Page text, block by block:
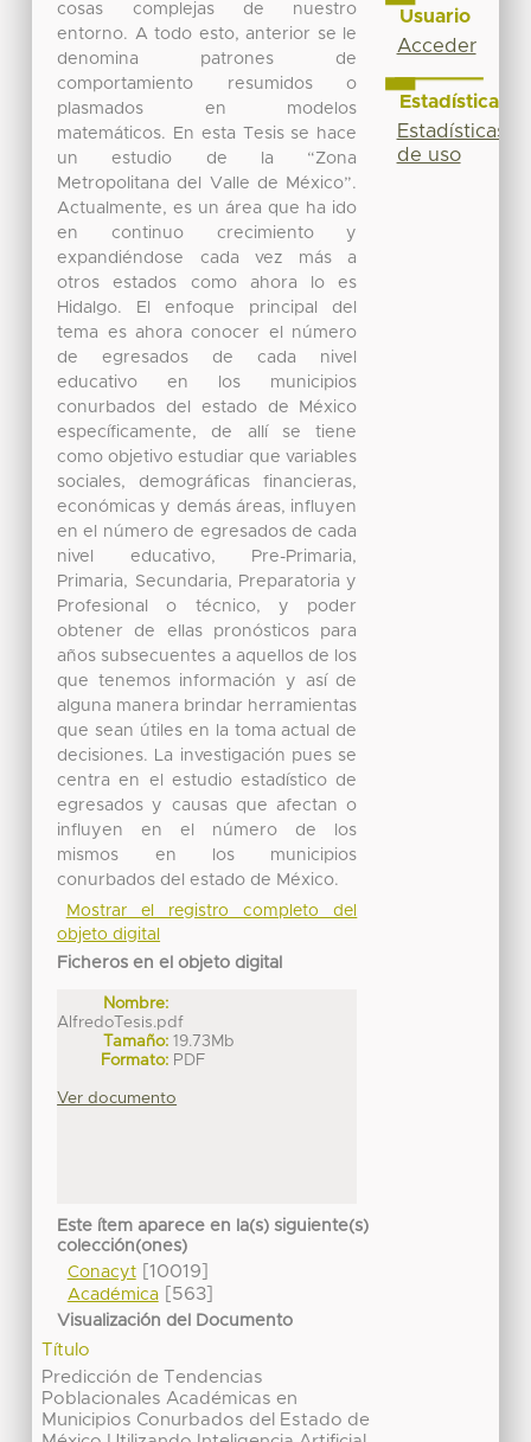
cosas complejas de nuestro
entorno. A todo esto, anterior se le
denomina patrones de
comportamiento resumidos o
plasmados en modelos
matemáticos. En esta Tesis se hace
un estudio de la “Zona
Metropolitana del Valle de México”.
Actualmente, es un área que ha ido
en continuo crecimiento y
expandiéndose cada vez más a
otros estados como ahora lo es
Hidalgo. El enfoque principal del
tema es ahora conocer el número
de egresados de cada nivel
educativo en los municipios
conurbados del estado de México
específicamente, de allí se tiene
como objetivo estudiar que variables
sociales, demográficas financieras,
económicas y demás áreas, influyen
en el número de egresados de cada
nivel educativo, Pre-Primaria,
Primaria, Secundaria, Preparatoria y
Profesional o técnico, y poder
obtener de ellas pronósticos para
años subsecuentes a aquellos de los
que tenemos información y así de
alguna manera brindar herramientas
que sean útiles en la toma actual de
decisiones. La investigación pues se
centra en el estudio estadístico de
egresados y causas que afectan o
influyen en el número de los
mismos en los municipios
conurbados del estado de México.
Mostrar el registro completo del
objeto digital
Ficheros en el objeto digital
Nombre:
AlfredoTesis.pdf
Tamaño: 19.73Mb
Formato: PDF
Ver documento
Este ítem aparece en la(s) siguiente(s)
colección(ones)
Conacyt[10019]
Académica[563]
Visualización del Documento
Título
Predicción de Tendencias
Poblacionales Académicas en
Municipios Conurbados del Estado de
Usuario
Acceder
Estadísticas
Estadísticas
de uso